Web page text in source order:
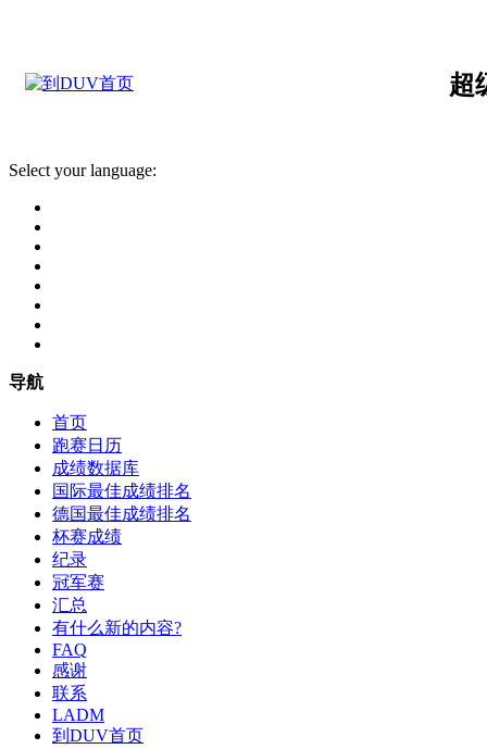
超
Select your language:
导航
首页
跑赛日历
成绩数据库
国际最佳成绩排名
德国最佳成绩排名
杯赛成绩
纪录
冠军赛
汇总
有什么新的内容?
FAQ
感谢
联系
LADM
到DUV首页